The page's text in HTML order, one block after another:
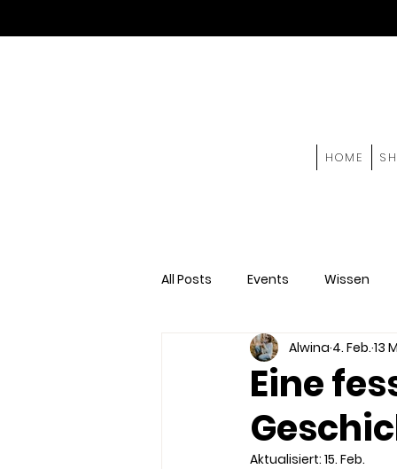
HOME
All Posts Events Wissen
Eine
Alwina 4. Feb. 13
Aktualisiert: 15. Feb.